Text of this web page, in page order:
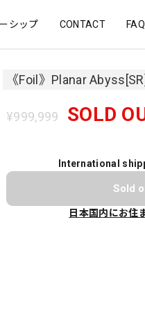
シップ CONTACT FAQ
《Foil》Planar
¥999,999 SOLD
International
Sold
日本国内にお住